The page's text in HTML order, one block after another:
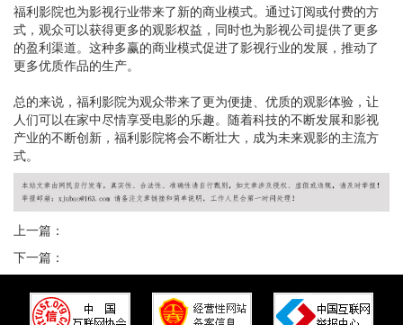
福利影院也为影视行业带来了新的商业模式。通过订阅或付费的方
式，观众可以获得更多的观影权益，同时也为影视公司提供了更多
的盈利渠道。这种多赢的商业模式促进了影视行业的发展，推动了
更多优质作品的生产。
总的来说，福利影院为观众带来了更为便捷、优质的观影体验，让
人们可以在家中尽情享受电影的乐趣。随着科技的不断发展和影视
产业的不断创新，福利影院将会不断壮大，成为未来观影的主流方
式。
上一篇：
下一篇：